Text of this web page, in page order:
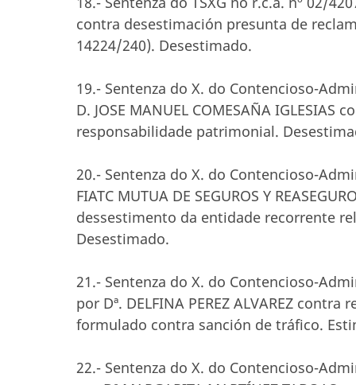
contra desestimación presunta de
14224/240). Desestimado.
19.- Sentenza do X. do Contencioso-
D. JOSE MANUEL COMESAÑA
responsabilidade patrimonial.
20.- Sentenza do X. do Contencioso-
FIATC MUTUA DE SEGUROS Y
dessestimento da entidade recorrente
Desestimado.
21.- Sentenza do X. do Contencioso-
por Dª. DELFINA PEREZ ALVAREZ
formulado contra sanción de tráfico.
22.- Sentenza do X. do Contencioso-